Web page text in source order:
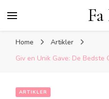
Home
Artikler
Giv en Unik Gave: De Bedste
ARTIKLER